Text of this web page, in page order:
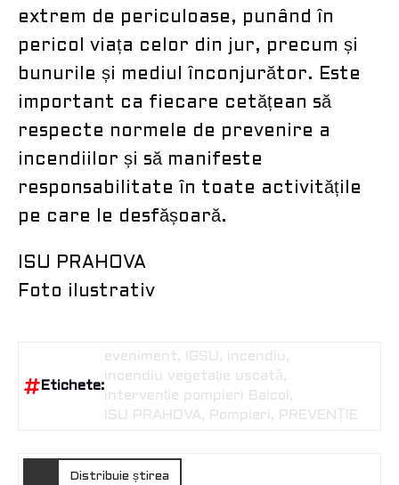
extrem de periculoase, punând în
pericol viața celor din jur, precum și
bunurile și mediul înconjurător. Este
important ca fiecare cetățean să
respecte normele de prevenire a
incendiilor și să manifeste
responsabilitate în toate activitățile
pe care le desfășoară.
ISU PRAHOVA
Foto ilustrativ
Etichete:
eveniment IGSU
incendiu
incendiu vegetație uscată
intervenție pompieri Baicoi
ISU PRAHOVA
Pompieri PREVENȚIE
Distribuie știrea